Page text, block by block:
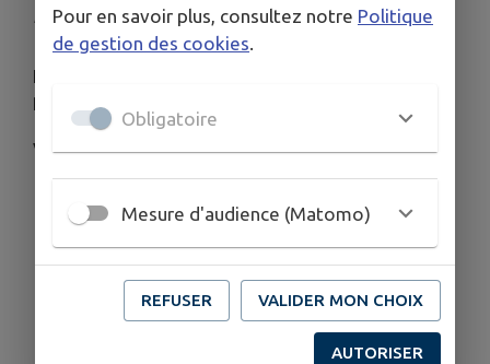
Publié le mercredi 01 juillet 2026 - Collobrières
Exposition à la galerie Agosta : George et Hanna
ROUGE du 03 au 09 juillet.
Vernissage le samedi 04 juillet à 15h.
Pour en savoir plus, consultez notre Politique
de gestion des cookies.
Obligatoire
Mesure d'audience (Matomo)
REFUSER VALIDER MON CHOIX
AUTORISER